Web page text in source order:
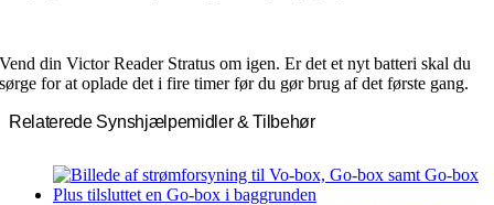
Vend din Victor Reader Stratus om igen. Er det et nyt batteri skal du
sørge for at oplade det i fire timer før du gør brug af det første gang.
Relaterede Synshjælpemidler & Tilbehør